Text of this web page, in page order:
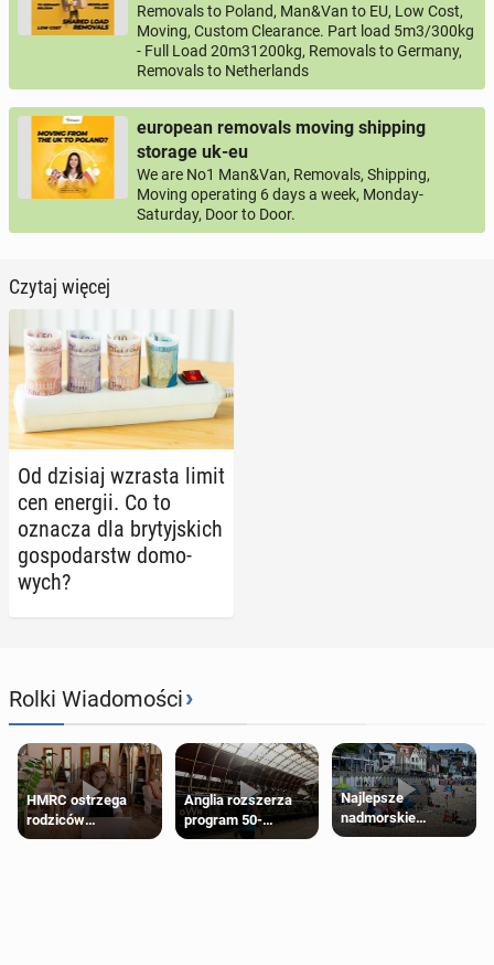
Removals to Poland, Man&Van to EU, Low Cost,
Moving, Custom Clearance. Part load 5m3/300kg
- Full Load 20m31200kg, Removals to Germany,
Removals to Netherlands
european removals moving shipping
storage uk-eu
We are No1 Man&Van, Removals, Shipping,
Moving operating 6 days a week, Monday-
Saturday, Door to Door.
Czytaj więcej
Od dzisiaj wzrasta limit
cen energii. Co to
oznacza dla bry­tyj­skich
go­spo­darstw do­mo­
wych?
Rolki Wiadomości›
HMRC ostrzega
rodziców
pobierających Child
Anglia rozszerza
program 50-
procentowych
Najlepsze
nadmorskie
miasteczko blisko